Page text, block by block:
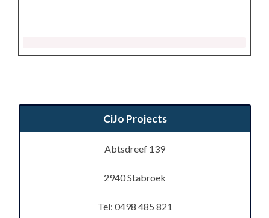
CiJo Projects
Abtsdreef 139
2940 Stabroek
Tel: 0498 485 821